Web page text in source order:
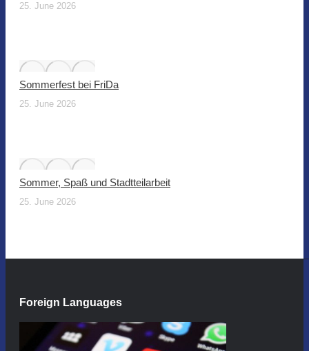
25. June 2026
Sommerfest bei FriDa
25. June 2026
Sommer, Spaß und Stadtteilarbeit
25. June 2026
Foreign Languages